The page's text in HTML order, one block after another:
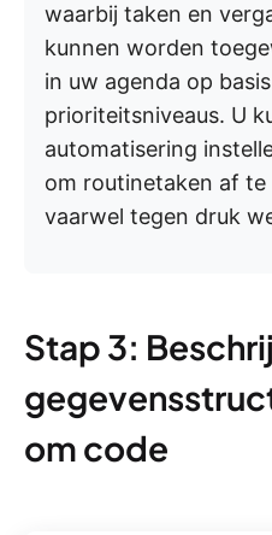
waarbij taken en
kunnen worden
in uw agenda op
prioriteitsniveaus. U
automatisering
om routinetaken af te
vaarwel tegen druk
Stap 3:
om code